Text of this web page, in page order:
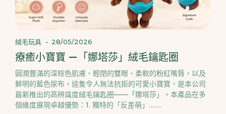
絨毛玩具 - 28/05/2026
療癒小寶寶 —「娜塔莎」絨毛鑰匙圈
圓潤豐滿的深棕色肌膚、輕閉的雙眼、柔軟的粉紅嘴唇，以及
鮮明的藍色尿布，這隻令人無法抗拒的可愛小寶寶，是本公司
最新推出的高辨識度絨毛鑰匙圈——「娜塔莎」。本產品在多
個維度展現卓越優勢：1. 獨特的「反差萌」…….